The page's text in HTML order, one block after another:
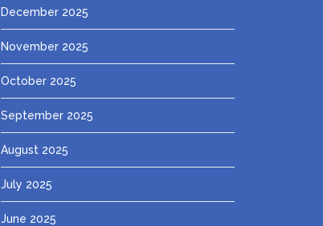
December 2025
November 2025
October 2025
September 2025
August 2025
July 2025
June 2025